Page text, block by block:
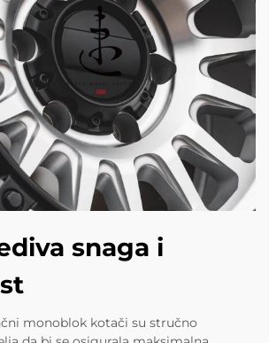
snaga i
monoblok kotači su stručno